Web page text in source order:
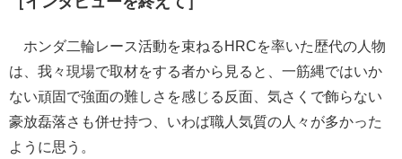
ホンダ二輪レース活動を束ねるHRCを率いた歴代の人物
は、我々現場で取材をする者から見ると、一筋縄ではいか
ない頑固で強面の難しさを感じる反面、気さくで飾らない
豪放磊落さも併せ持つ、いわば職人気質の人々が多かった
ように思う。